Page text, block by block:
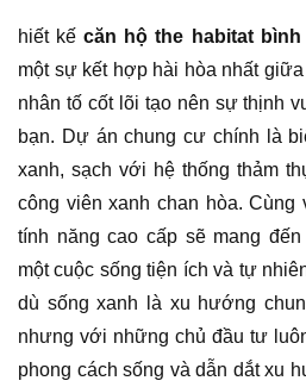
hiết kếcăn hộ the habitat
một sự kết hợp hài hòa nhất
nhân tố cốt lõi tạo nên sự thịnh
bạn. Dự án chung cư chính là
xanh, sạch với hệ thống thảm
công viên xanh chan hòa.
tính năng cao cấp sẽ mang
một cuộc sống tiện ích và tự
dù sống xanh là xu hướng
nhưng với những chủ đầu tư
phong cách sống và dẫn dắt xu